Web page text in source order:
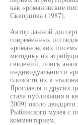
как «романовские
Скворцова (1987).
Автор данной
современных
«романовских
методику их
сведений, поиск
индивидуальности
близости их к
Ярославля и других
стала публикация в
2009) около
Рыбинского музея с
комментарием.